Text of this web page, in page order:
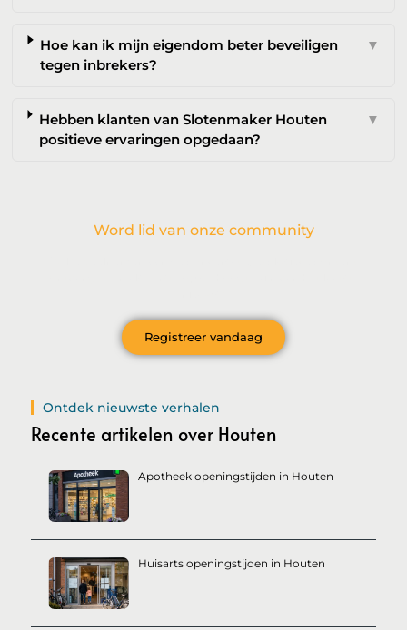
Hoe kan ik mijn eigendom beter beveiligen
tegen inbrekers?
▼
Hebben klanten van Slotenmaker Houten
positieve ervaringen opgedaan?
▼
Word lid van onze community
Registreer vandaag
Ontdek nieuwste verhalen
Recente artikelen over Houten
Apotheek openingstijden in Houten
Huisarts openingstijden in Houten